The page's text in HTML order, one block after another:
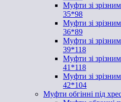
Муфти зі
35*98
Муфти зі
36*89
Муфти зі
39*118
Муфти зі
41*118
Муфти зі
42*104
Муфти обгінні під